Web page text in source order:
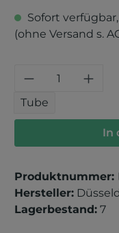
Sofort
(ohne Versand s.
Produkt
Tube
In
Produktnummer:
Hersteller:
Lagerbestand: 7